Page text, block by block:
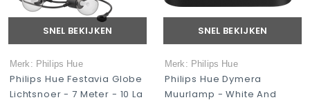
SNEL BEKIJKEN
Merk: Philips Hue
Philips Hue Festavia Globe
Lichtsnoer - 7 Meter - 10 La
SNEL BEKIJKEN
Merk: Philips Hue
Philips Hue Dymera
Muurlamp - White And